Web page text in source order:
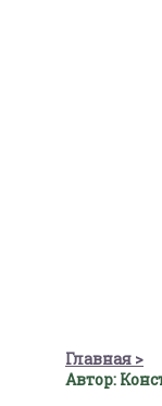
Главная
Автор: